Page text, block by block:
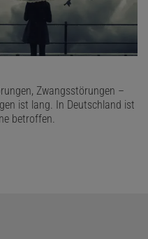
Zwangsstörungen –
ist lang. In Deutschland ist
betroffen.